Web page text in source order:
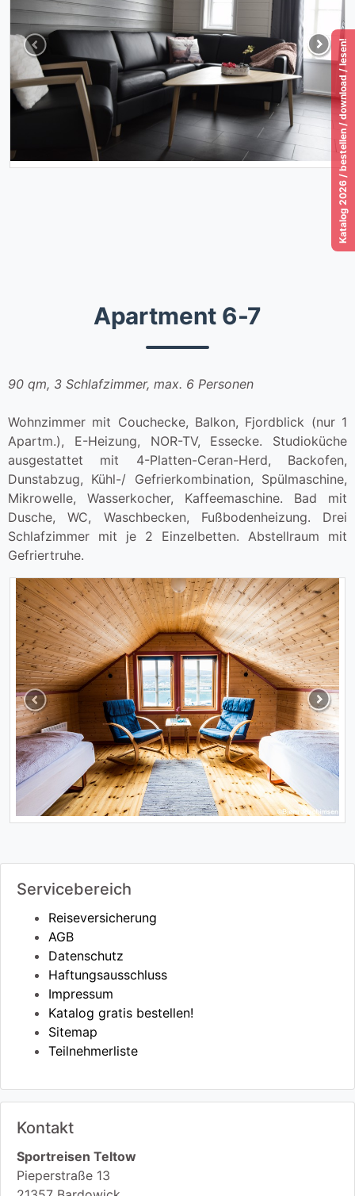
Katalog 2026 / bestellen / download / lesen!
Previous Next
Apartment 6-7
90 qm, 3 Schlafzimmer, max. 6 Personen
Wohnzimmer mit Couchecke, Balkon, Fjordblick (nur 1
Apartm.), E-Heizung, NOR-TV, Essecke. Studioküche
ausgestattet mit 4-Platten-Ceran-Herd, Backofen,
Dunstabzug, Kühl-/ Gefrierkombination, Spülmaschine,
Mikrowelle, Wasserkocher, Kaffeemaschine. Bad mit
Dusche, WC, Waschbecken, Fußbodenheizung. Drei
Schlafzimmer mit je 2 Einzelbetten. Abstellraum mit
Gefriertruhe.
Previous Next
Servicebereich
Reiseversicherung
AGB
Datenschutz
Haftungsausschluss
Impressum
Katalog gratis bestellen!
Sitemap
Teilnehmerliste
Kontakt
Sportreisen Teltow
Pieperstraße 13